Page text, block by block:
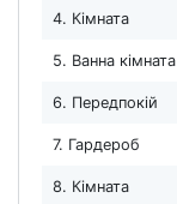
4. Кімната
5. Ванна кімната
6. Передпокій
7. Гардероб
8. Кімната